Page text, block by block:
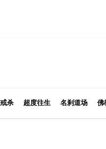
杀 超度往生 名刹道场 佛